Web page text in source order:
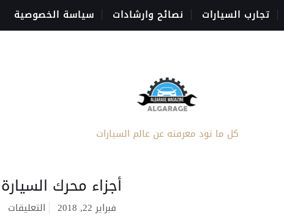
تجارب السيارات نصائح وارشادات سياسة الخصوصية
كل ما تود معرفته عن عالم السيارات
أجزاء محرك السيارة
فبراير 22, 2018 التعليقاتعلى